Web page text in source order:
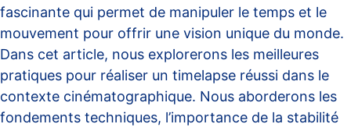
fascinante qui permet de manipuler le temps et le
mouvement pour offrir une vision unique du monde.
Dans cet article, nous explorerons les meilleures
pratiques pour réaliser un timelapse réussi dans le
contexte cinématographique. Nous aborderons les
fondements techniques, l’importance de la stabilité